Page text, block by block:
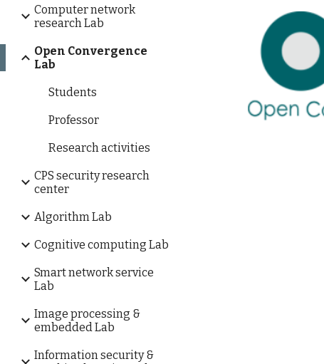
Computer network
research Lab
Open Convergence
Lab
Students
Professor
Research activities
CPS security research
center
Algorithm Lab
Cognitive computing Lab
Smart network service
Lab
Image processing &
embedded Lab
Information security &